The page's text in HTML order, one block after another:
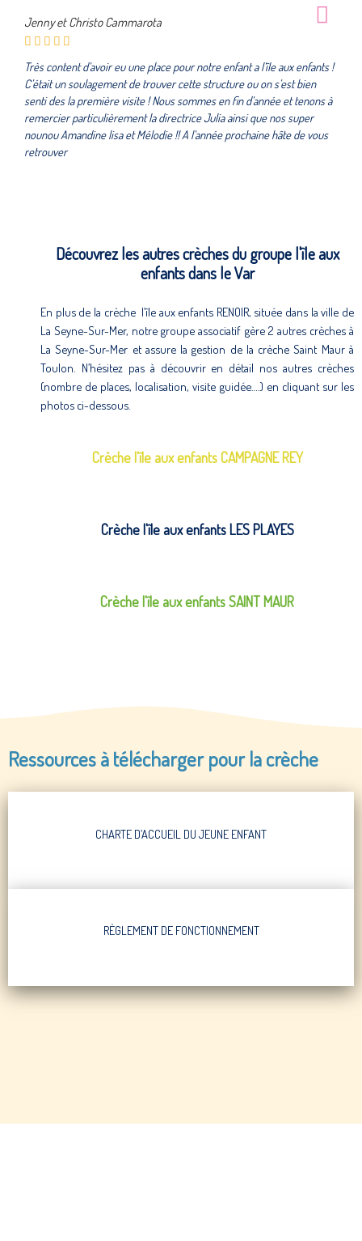
Jenny et Christo Cammarota
Très content d’avoir eu une place pour notre enfant a l’île aux enfants !
C’était un soulagement de trouver cette structure ou on s’est bien
senti des la première visite ! Nous sommes en fin d’année et tenons à
remercier particulièrement la directrice Julia ainsi que nos super
nounou Amandine lisa et Mélodie !! A l’année prochaine hâte de vous
retrouver
Découvrez les autres crèches du groupe l'île aux
enfants dans le Var
En plus de la crèche l’île aux enfants RENOIR, située dans la ville de
La Seyne-Sur-Mer, notre groupe associatif gère 2 autres crèches à
La Seyne-Sur-Mer et assure la gestion de la crèche Saint Maur à
Toulon. N’hésitez pas à découvrir en détail nos autres crèches
(nombre de places, localisation, visite guidée….) en cliquant sur les
photos ci-dessous.
Crèche l'île aux enfants CAMPAGNE REY
Crèche l'île aux enfants LES PLAYES
Crèche l'île aux enfants SAINT MAUR
Ressources à télécharger pour la crèche
CHARTE D’ACCUEIL DU JEUNE ENFANT
RÈGLEMENT DE FONCTIONNEMENT